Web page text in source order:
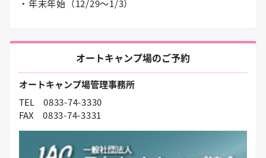
・年末年始（12/29〜1/3）
オートキャンプ場のご予約
オートキャンプ場管理事務所
TEL 0833-74-3330
FAX 0833-74-3331